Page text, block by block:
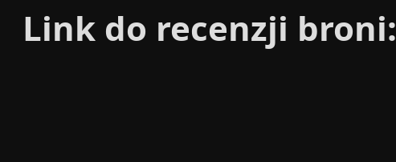
Link do recenzji broni: